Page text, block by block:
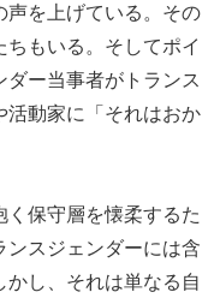
声を上げている。その
もいる。そしてポイ
ダー当事者がトランス
活動家に「それはおか
く保守層を懐柔するた
スジェンダーには含
かし、それは単なる自